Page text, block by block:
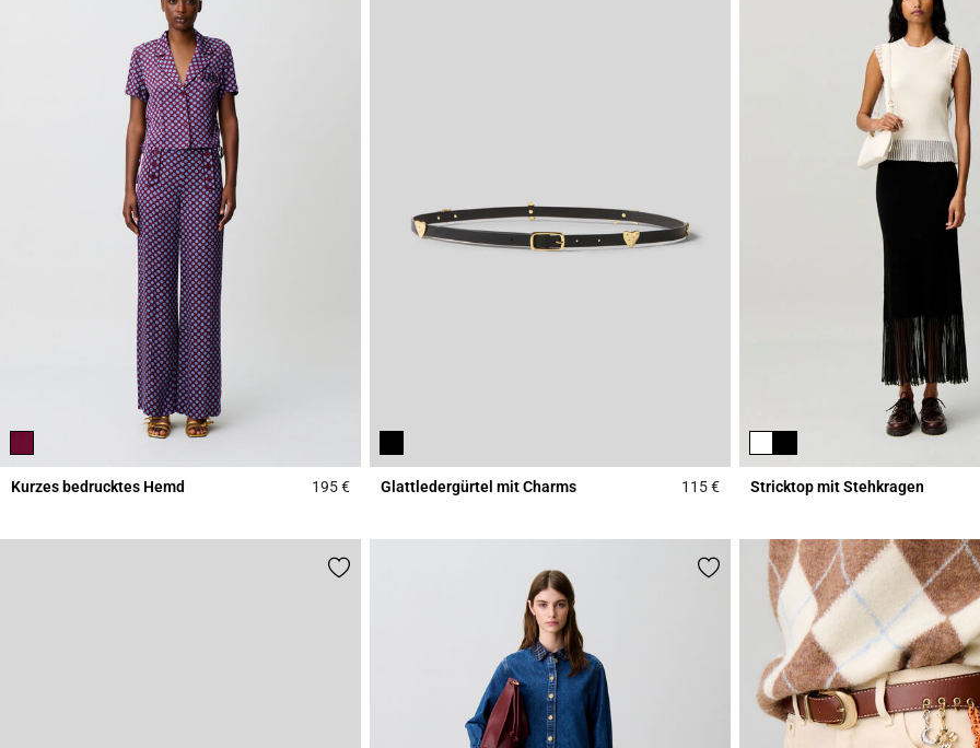
Kurzes bedrucktes Hemd 195 €4,6 out of 5 Customer Rating
Glattledergürtel mit Charms 115 €4,3 out of 5 Customer Rating
Stricktop mit Stehkragen